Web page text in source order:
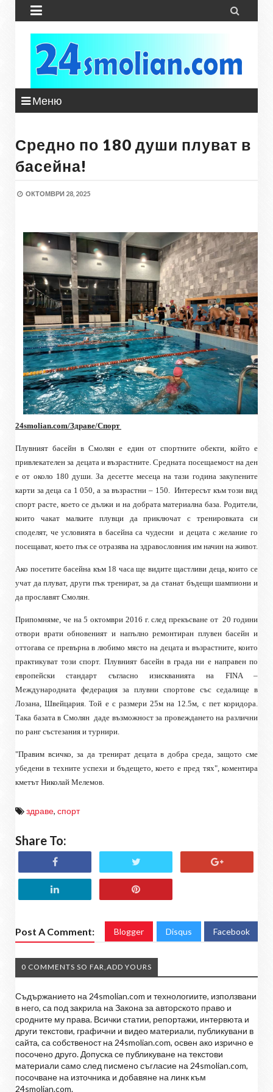
 
Меню
Средно по 180 души плуват в
басейна!
ОКТОМВРИ 28, 2025
24smolian.com/Здраве/Спорт
Плувният басейн в Смолян е един от спортните обекти, който е
привлекателен за децата и възрастните. Средната посещаемост на ден
е от около 180 души. За десетте месеца на тази година закупените
карти за деца са 1 050, а за възрастни – 150.
Интересът към този вид
спорт расте, което се дължи и на добрата материална база. Родители,
които чакат малките плувци да приключат с тренировката си
споделят, че условията в басейна са чудесни
и децата с желание го
посещават, което пък се отразява на здравословния им начин на живот.
Ако посетите басейна към 18 часа ще видите щастливи деца, които се
учат да плуват, други пък тренират, за да станат бъдещи шампиони и
да прославят Смолян.
Припомняме, че на 5 октомври 2016 г. след прекъсване от 20 години
отвори врати обновеният и напълно ремонтиран плувен басейн и
оттогава се превърна в любимо място на децата и възрастните, които
практикуват този спорт. Плувният басейн в града ни е направен по
европейски стандарт съгласно изискванията на FINA –
Международната федерация за плувни спортове със седалище в
Лозана, Швейцария. Той е с размери 25м на 12.5м, с пет коридора.
Така базата в Смолян даде възможност за провеждането на различни
по ранг състезания и турнири.
"Правим всичко, за да тренират децата в добра среда, защото сме
убедени в техните успехи и бъдещето, коeто е пред тях", коментира
кметът Николай Мелемов.
здраве, спорт
Share To:
Post A Comment: Blogger Disqus Facebook
0 COMMENTS SO FAR,ADD YOURS
Съдържанието на 24smolian.com и технологиите, използвани
в него, са под закрила на Закона за авторското право и
сродните му права. Всички статии, репортажи, интервюта и
други текстови, графични и видео материали, публикувани в
сайта, са собственост на 24smolian.com, освен ако изрично е
посочено друго. Допуска се публикуване на текстови
материали само след писмено съгласие на 24smolian.com,
посочване на източника и добавяне на линк към
24smolian.com.